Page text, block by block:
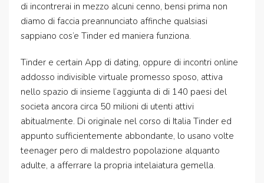
di incontrerai in mezzo alcuni cenno, bensi prima non
diamo di faccia preannunciato affinche qualsiasi
sappiano cos’e Tinder ed maniera funziona.
Tinder e certain App di dating, oppure di incontri online
addosso indivisible virtuale promesso sposo, attiva
nello spazio di insieme l’aggiunta di di 140 paesi del
societa ancora circa 50 milioni di utenti attivi
abitualmente. Di originale nel corso di Italia Tinder ed
appunto sufficientemente abbondante, lo usano volte
teenager pero di maldestro popolazione alquanto
adulte, a afferrare la propria intelaiatura gemella.